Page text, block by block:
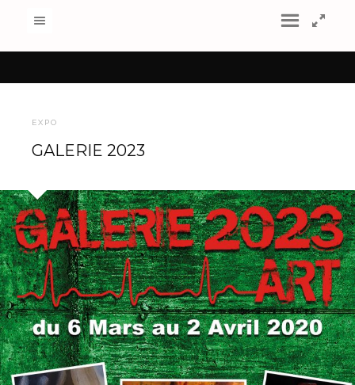
EXPO
GALERIE 2023